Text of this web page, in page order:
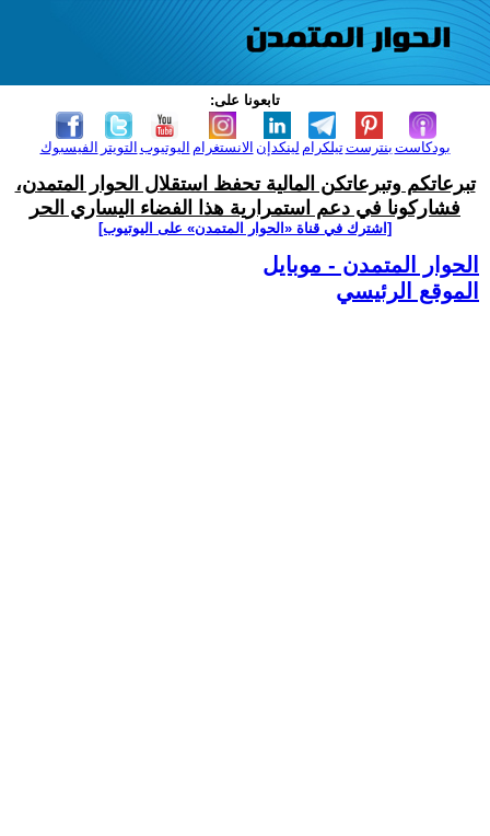
تابعونا على:
الفيسبوك التويتر اليوتيوب الانستغرام لينكدإن تيلكرامبنترست بودكاست
تبرعاتكم وتبرعاتكن المالية تحفظ استقلال الحوار المتمدن،
فشاركونا في دعم استمرارية هذا الفضاء اليساري الحر
[اشترك في قناة ‫«الحوار المتمدن» على اليوتيوب]
الحوار المتمدن - موبايل
الموقع الرئيسي